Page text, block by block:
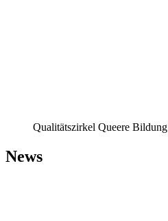
Qualitätszirkel Queere Bildung
News